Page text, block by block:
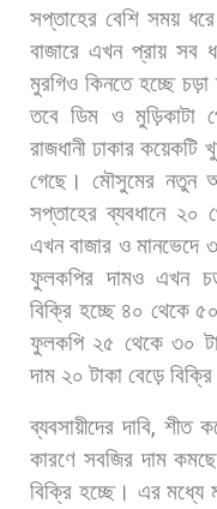
সপ্তাহের বেশি সময় ধরে
বাজারে এখন প্রায় সব
মুরগিও কিনতে হচ্ছে চড়া
তবে ডিম ও মুড়িকাটা
রাজধানী ঢাকার কয়েকটি
গেছে। মৌসুমের নতুন
সপ্তাহের ব্যবধানে ২০
এখন বাজার ও মানভেদে
ফুলকপির দামও এখন
বিক্রি হচ্ছে ৪০ থেকে ৫০
ফুলকপি ২৫ থেকে ৩০
দাম ২০ টাকা বেড়ে বিক্রি
ব্যবসায়ীদের দাবি, শীত
কারণে সবজির দাম কমছে
বিক্রি হচ্ছে। এর মধ্যে